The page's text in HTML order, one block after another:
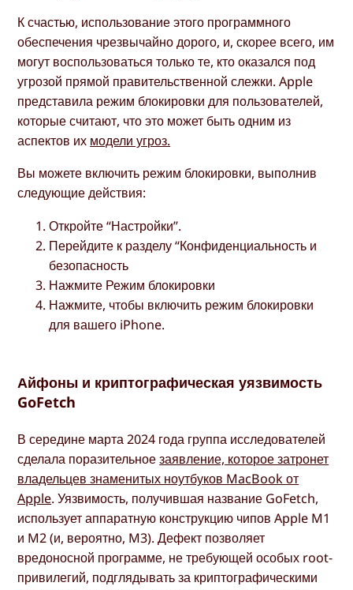
К счастью, использование этого программного
обеспечения чрезвычайно дорого, и, скорее всего, им
могут воспользоваться только те, кто оказался под
угрозой прямой правительственной слежки. Apple
представила режим блокировки для пользователей,
которые считают, что это может быть одним из
аспектов их модели угроз.
Вы можете включить режим блокировки, выполнив
следующие действия:
Откройте “Настройки”.
Перейдите к разделу “Конфиденциальность и
безопасность
Нажмите Режим блокировки
Нажмите, чтобы включить режим блокировки
для вашего iPhone.
Айфоны и криптографическая уязвимость
GoFetch
В середине марта 2024 года группа исследователей
сделала поразительноезаявление, которое затронет
владельцев знаменитых ноутбуков MacBook от
Apple. Уязвимость, получившая название GoFetch,
использует аппаратную конструкцию чипов Apple M1
и M2 (и, вероятно, M3). Дефект позволяет
вредоносной программе, не требующей особых root-
привилегий, подглядывать за криптографическими